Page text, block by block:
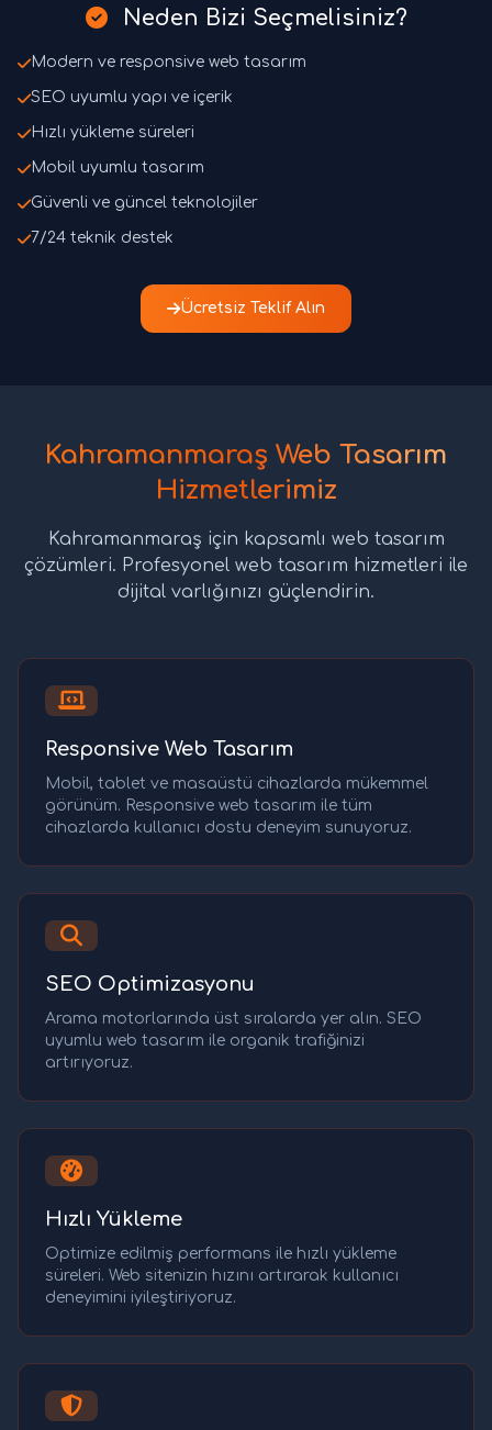
Neden Bizi Seçmelisiniz?
Modern ve responsive web tasarım
SEO uyumlu yapı ve içerik
Hızlı yükleme süreleri
Mobil uyumlu tasarım
Güvenli ve güncel teknolojiler
7/24 teknik destek
Ücretsiz Teklif Alın
Kahramanmaraş Web Tasarım
Hizmetlerimiz
Kahramanmaraş için kapsamlı web tasarım
çözümleri. Profesyonel web tasarım hizmetleri ile
dijital varlığınızı güçlendirin.
Responsive Web Tasarım
Mobil, tablet ve masaüstü cihazlarda mükemmel
görünüm. Responsive web tasarım ile tüm
cihazlarda kullanıcı dostu deneyim sunuyoruz.
SEO Optimizasyonu
Arama motorlarında üst sıralarda yer alın. SEO
uyumlu web tasarım ile organik trafiğinizi
artırıyoruz.
Hızlı Yükleme
Optimize edilmiş performans ile hızlı yükleme
süreleri. Web sitenizin hızını artırarak kullanıcı
deneyimini iyileştiriyoruz.